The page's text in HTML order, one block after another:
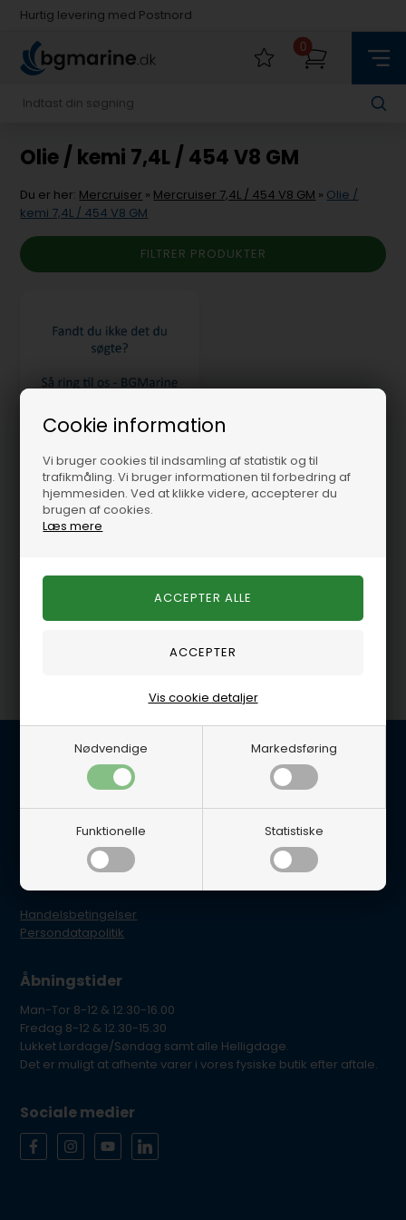
Cookie information
Vi bruger cookies til indsamling af statistik og til
trafikmåling. Vi bruger informationen til forbedring af
hjemmesiden. Ved at klikke videre, accepterer du
brugen af cookies.
Læs mere
Nødvendige Markedsføring
Funktionelle Statistiske
Vis cookie detaljer
Hurtig levering med Postnord
Hurtig levering med Postnord
0
Olie / kemi 7,4L / 454 V8 GM
Du er her: Mercruiser » Mercruiser 7,4L / 454 V8 GM » Olie /
kemi 7,4L / 454 V8 GM
FILTRER PRODUKTER
Help
Hjælp, jeg fandt ikke
det jeg søgte.
På lager-
0,00 DKK
Kundeservice
BG Marine
Glentevej 22B
E-mail: per@lynegaard.dk
Tlf. 5665 0658
Handelsbetingelser
Persondatapolitik
Åbningstider
Man-Tor 8-12 & 12.30-16.00
Fredag 8-12 & 12.30-15.30
Lukket Lørdage/Søndag samt alle Helligdage.
Det er muligt at afhente varer i vores fysiske butik efter aftale.
Sociale medier